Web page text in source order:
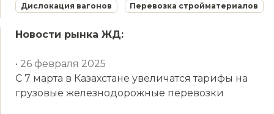
Дислокация вагонов Перевозка стройматериалов
Новости рынка ЖД:
• 26 февраля 2025
С 7 марта в Казахстане увеличатся тарифы на
грузовые железнодорожные перевозки